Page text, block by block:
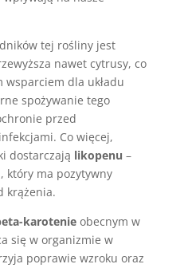
tej rośliny jest
nawet cytrusy, co
wsparciem dla układu
spożywanie tego
przed
Co więcej,
dostarczają likopenu –
który ma pozytywny
krążenia.
karotenieobecnym w
się w organizmie w
poprawie wzroku oraz